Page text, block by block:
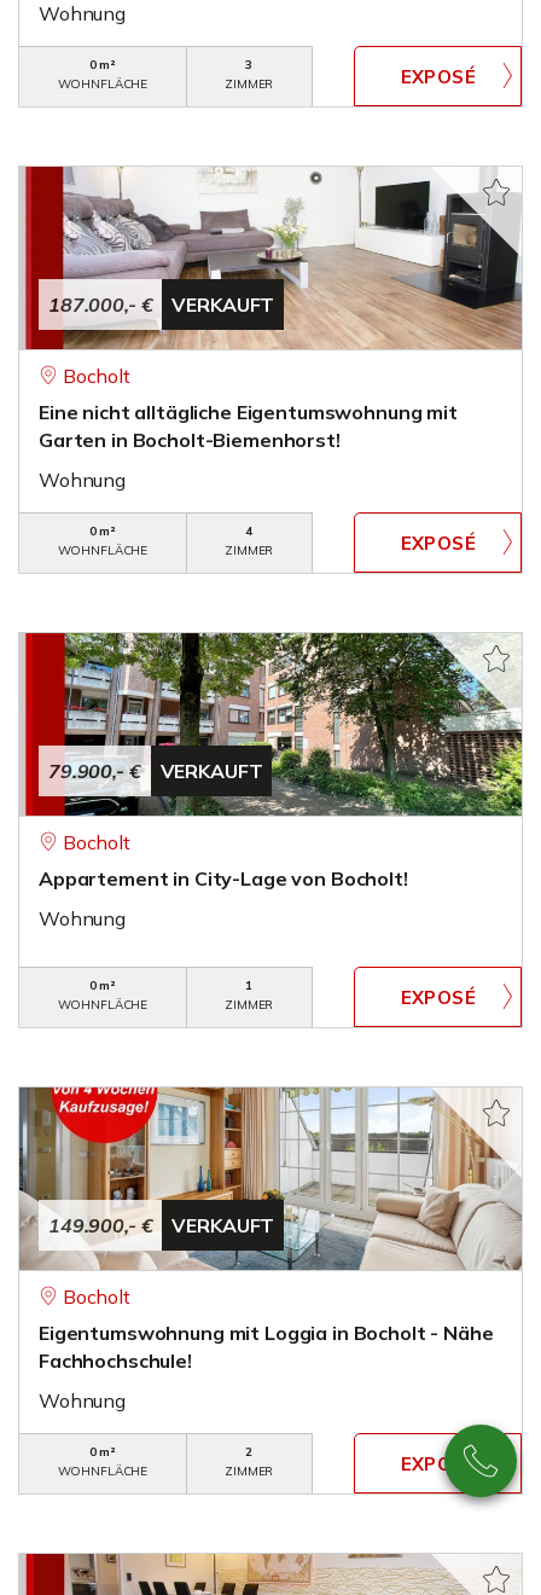
Wohnung
0 m²
WOHNFLÄCHE
3
ZIMMER
187.000,- € VERKAUFT
Bocholt
Eine nicht alltägliche Eigentumswohnung mit
Garten in Bocholt-Biemenhorst!
Wohnung
0 m²
WOHNFLÄCHE
4
ZIMMER
79.900,- € VERKAUFT
Bocholt
Appartement in City-Lage von Bocholt!
Wohnung
0 m²
WOHNFLÄCHE
1
ZIMMER
149.900,- € VERKAUFT
Bocholt
Eigentumswohnung mit Loggia in Bocholt - Nähe
Fachhochschule!
Wohnung
0 m²
WOHNFLÄCHE
2
ZIMMER